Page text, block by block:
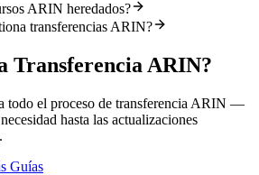
ARIN heredados?
transferencias ARIN?
Transferencia ARIN?
todo el proceso de transferencia ARIN —
hasta las actualizaciones
Guías